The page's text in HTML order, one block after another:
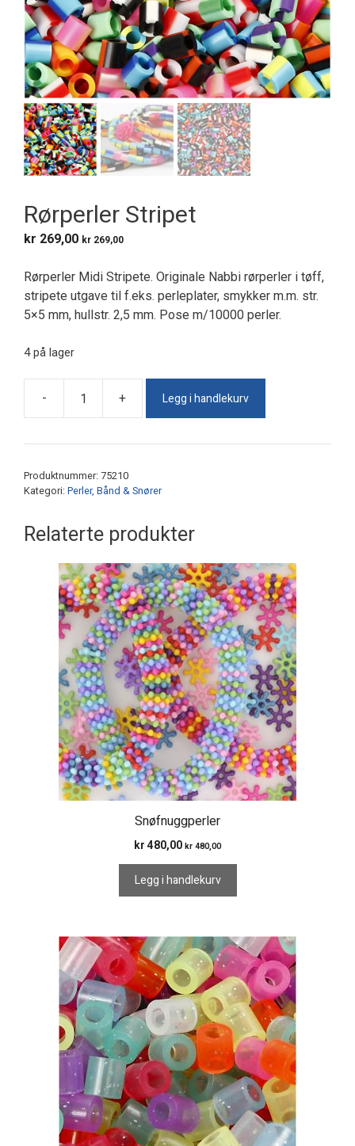
Rørperler Stripet
kr 269,00 kr 269,00
Rørperler Midi Stripete. Originale Nabbi rørperler i tøff,
stripete utgave til f.eks. perleplater, smykker m.m. str.
5×5 mm, hullstr. 2,5 mm. Pose m/10000 perler.
4 på lager
-
Rørperler
antall
+ Legg i handlekurv
Produktnummer: 75210
Kategori: Perler, Bånd & Snører
Relaterte produkter
Snøfnuggperler
kr 480,00 kr 480,00
Legg i handlekurv